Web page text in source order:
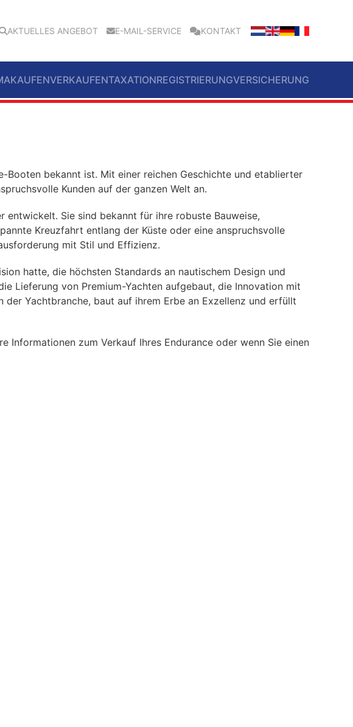
AKTUELLES ANGEBOT E-MAIL-SERVICE KONTAKT
KAUFENVERKAUFENTAXATIONREGISTRIERUNGVERSICHERUNG
bekannt ist. Mit einer reichen Geschichte und etablierter
Kunden auf der ganzen Welt an.
Sie sind bekannt für ihre robuste Bauweise,
Kreuzfahrt entlang der Küste oder eine anspruchsvolle
mit Stil und Effizienz.
hatte, die höchsten Standards an nautischem Design und
Lieferung von Premium-Yachten aufgebaut, die Innovation mit
Yachtbranche, baut auf ihrem Erbe an Exzellenz und erfüllt
Informationen zum Verkauf Ihres Endurance oder wenn Sie einen